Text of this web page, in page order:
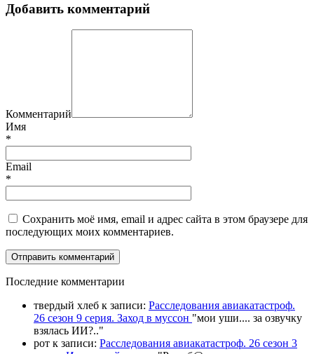
Добавить комментарий
Комментарий
Имя
*
Email
*
Сохранить моё имя, email и адрес сайта в этом браузере для
последующих моих комментариев.
Последние комментарии
твердый хлеб к записи: Расследования авиакатастроф.
26 сезон 9 серия. Заход в муссон "мои уши.... за озвучку
взялась ИИ?.."
рот к записи: Расследования авиакатастроф. 26 сезон 3